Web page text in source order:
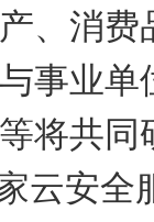
、消
事业
将共
云安全